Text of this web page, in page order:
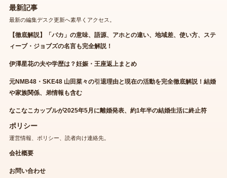
最新記事
最新の編集デスク更新へ素早くアクセス。
【徹底解説】「バカ」の意味、語源、アホとの違い、地域差、使い方、ステ
ィーブ・ジョブズの名言も完全解説！
伊澤星花の夫や学歴は？妊娠・王座返上まとめ
元NMB48・SKE48 山田菜々の引退理由と現在の活動を完全徹底解説！結婚
や家族関係、弟情報も含む
なこなこカップルが2025年5月に離婚発表、約1年半の結婚生活に終止符
ポリシー
運営情報、ポリシー、読者向け連絡先。
会社概要
お問い合わせ